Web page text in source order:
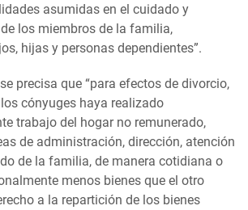
asumidas en el cuidado y
los miembros de la familia,
hijas y personas dependientes”.
precisa que “para efectos de divorcio,
cónyuges haya realizado
trabajo del hogar no remunerado,
de administración, dirección, atención
de la familia, de manera cotidiana o
menos bienes que el otro
a la repartición de los bienes